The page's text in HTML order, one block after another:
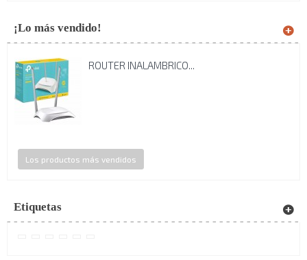
¡Lo más vendido!
ROUTER INALAMBRICO...
Los productos más vendidos
Etiquetas